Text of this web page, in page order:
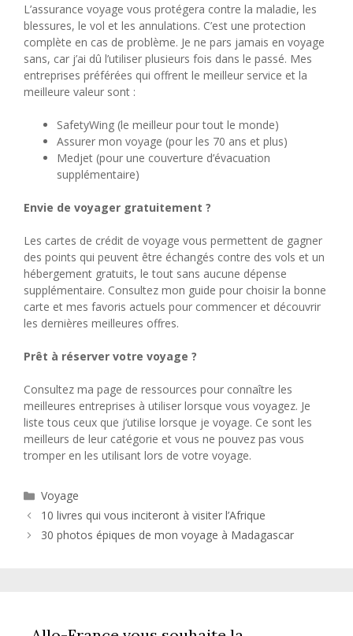
L’assurance voyage vous protégera contre la maladie, les
blessures, le vol et les annulations. C’est une protection
complète en cas de problème. Je ne pars jamais en voyage
sans, car j’ai dû l’utiliser plusieurs fois dans le passé. Mes
entreprises préférées qui offrent le meilleur service et la
meilleure valeur sont :
SafetyWing (le meilleur pour tout le monde)
Assurer mon voyage (pour les 70 ans et plus)
Medjet (pour une couverture d’évacuation
supplémentaire)
Envie de voyager gratuitement ?
Les cartes de crédit de voyage vous permettent de gagner
des points qui peuvent être échangés contre des vols et un
hébergement gratuits, le tout sans aucune dépense
supplémentaire. Consultez mon guide pour choisir la bonne
carte et mes favoris actuels pour commencer et découvrir
les dernières meilleures offres.
Prêt à réserver votre voyage ?
Consultez ma page de ressources pour connaître les
meilleures entreprises à utiliser lorsque vous voyagez. Je
liste tous ceux que j’utilise lorsque je voyage. Ce sont les
meilleurs de leur catégorie et vous ne pouvez pas vous
tromper en les utilisant lors de votre voyage.
Catégories
Voyage
10 livres qui vous inciteront à visiter l’Afrique
30 photos épiques de mon voyage à Madagascar